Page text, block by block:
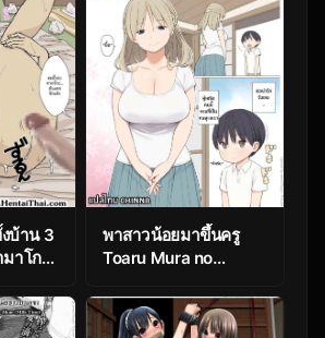
Miss.Ikema and
Miss.Kyoutou 3 – Part
1
บ้าน 3
าโกะ
พาสาวน้อยมาขึ้นครู
Toaru Mura no